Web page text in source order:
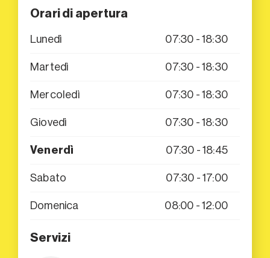
Orari di apertura
Lunedì 07:30 - 18:30
Martedì 07:30 - 18:30
Mercoledì 07:30 - 18:30
Giovedì 07:30 - 18:30
Venerdì 07:30 - 18:45
Sabato 07:30 - 17:00
Domenica 08:00 - 12:00
Servizi